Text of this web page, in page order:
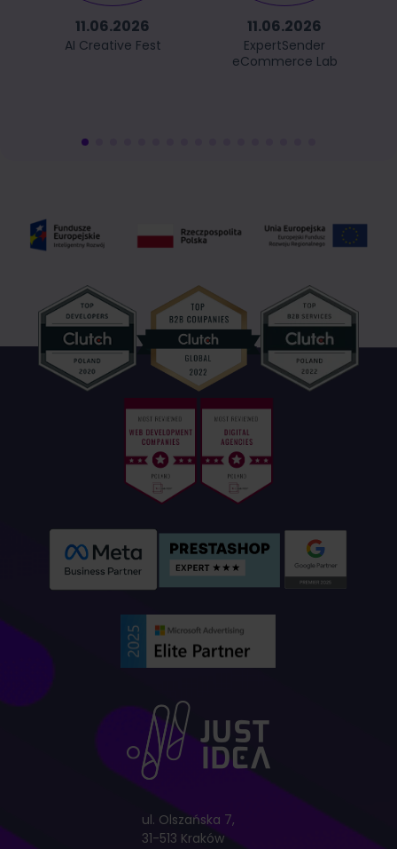
11.06.2026
AI Creative Fest
11.06.2026
ExpertSender
eCommerce Lab
ul. Olszańska 7,
31-513 Kraków